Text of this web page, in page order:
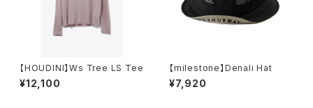
【HOUDINI】Ws Tree LS Tee
¥12,100
【milestone】Denali Hat
¥7,920